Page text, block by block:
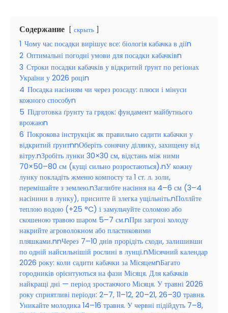
Содержание скрыть
1 Чому час посадки вирішує все: біологія кабачка в діїn
2 Оптимальні погодні умови для посадки кабачківn
3 Строки посадки кабачків у відкритий ґрунт по регіонах
України у 2026 роціn
4 Посадка насінням чи через розсаду: плюси і мінуси
кожного способуn
5 Підготовка ґрунту та грядок: фундамент майбутнього
врожаюn
6 Покрокова інструкція: як правильно садити кабачки у
відкритий ґрунтnnОберіть сонячну ділянку, захищену від
вітру.nЗробіть лунки 30×30 см, відстань між ними
70×50–80 см (кущі сильно розростаються).nУ кожну
лунку покладіть жменю компосту та 1 ст. л. золи,
перемішайте з землею.nЗаглибте насіння на 4–6 см (3–4
насінини в лунку), присипте й злегка ущільніть.nПоллйте
теплою водою (+25 °C) і замульчуйте соломою або
скошеною травою шаром 5–7 см.nПри загрозі холоду
накрийте агроволокном або пластиковими
пляшками.nnЧерез 7–10 днів прорідіть сходи, залишивши
по одній найсильнішій рослині в лунці.nМісячний календар
2026 року: коли садити кабачки за МісяцемnБагато
городників орієнтуються на фази Місяця. Для кабачків
найкращі дні — період зростаючого Місяця. У травні 2026
року сприятливі періоди: 2–7, 11–12, 20–21, 26–30 травня.
Уникайте молодика 14–16 травня. У червні підійдуть 7–8,